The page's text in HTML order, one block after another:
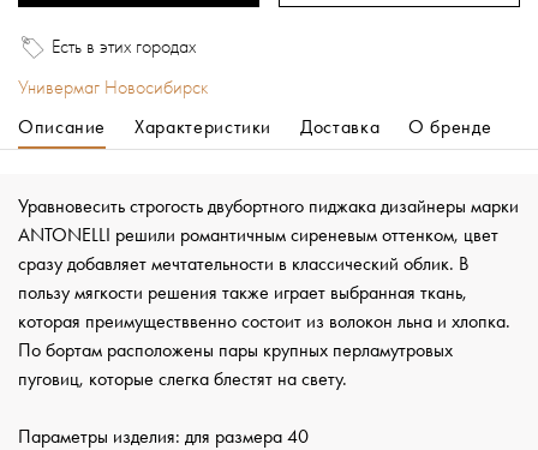
Есть в этих городах
Универмаг Новосибирск
Описание
Характеристики Доставка О бренде
Уравновесить строгость двубортного пиджака дизайнеры марки
ANTONELLI решили романтичным сиреневым оттенком, цвет
сразу добавляет мечтательности в классический облик. В
пользу мягкости решения также играет выбранная ткань,
которая преимуществвенно состоит из волокон льна и хлопка.
По бортам расположены пары крупных перламутровых
пуговиц, которые слегка блестят на свету.
Параметры изделия: для размера 40